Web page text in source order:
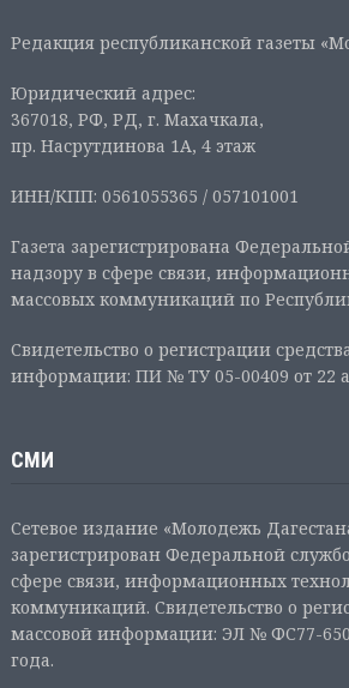
Редакция республиканской газеты
Юридический адрес:
367018, РФ, РД, г. Махачкала,
пр. Насрутдинова 1А, 4 этаж
ИНН/КПП: 0561055365 / 057101001
Газета зарегистрирована
надзору в сфере связи,
массовых коммуникаций по
Свидетельство о регистрации
информации: ПИ № ТУ 05-00409 от 22
СМИ
Сетевое издание «Молодежь
зарегистрирован Федеральной
сфере связи, информационных
коммуникаций. Свидетельство о
массовой информации: ЭЛ № ФС77-
года.